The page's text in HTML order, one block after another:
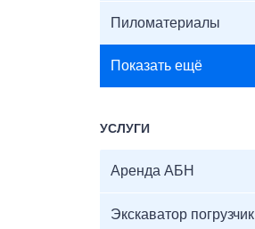
Пиломатериалы
Показать ещё
УСЛУГИ
Аренда АБН
Экскаватор погрузчик